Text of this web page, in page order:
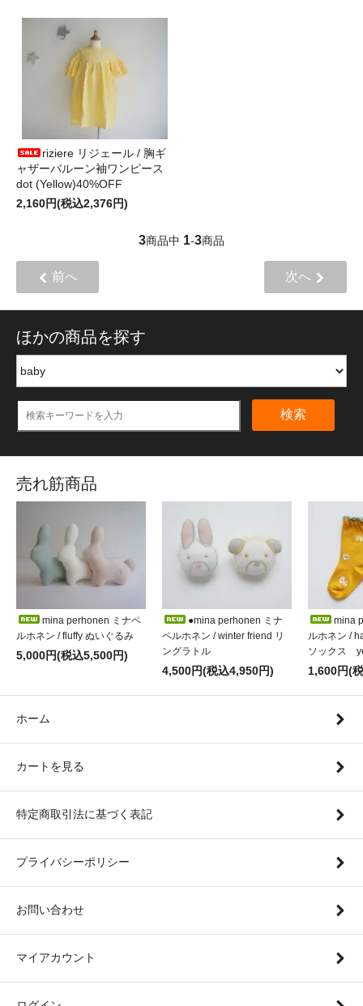
riziere リジェール / 胸ギ
ャザーバルーン袖ワンピース
dot (Yellow)40%OFF
2,160円(税込2,376円)
3商品中 1-3商品
前へ 次へ
ほかの商品を探す
検索
売れ筋商品
mina perhonen ミナペ
ルホネン / fluffy ぬいぐるみ
5,000円(税込5,500円)
●mina perhonen ミナ
ペルホネン / winter friend リ
ングラトル
4,500円(税込4,950円)
mina
ルホネン /
ソックス
1,600円(
ホーム
カートを見る
特定商取引法に基づく表記
プライバシーポリシー
お問い合わせ
マイアカウント